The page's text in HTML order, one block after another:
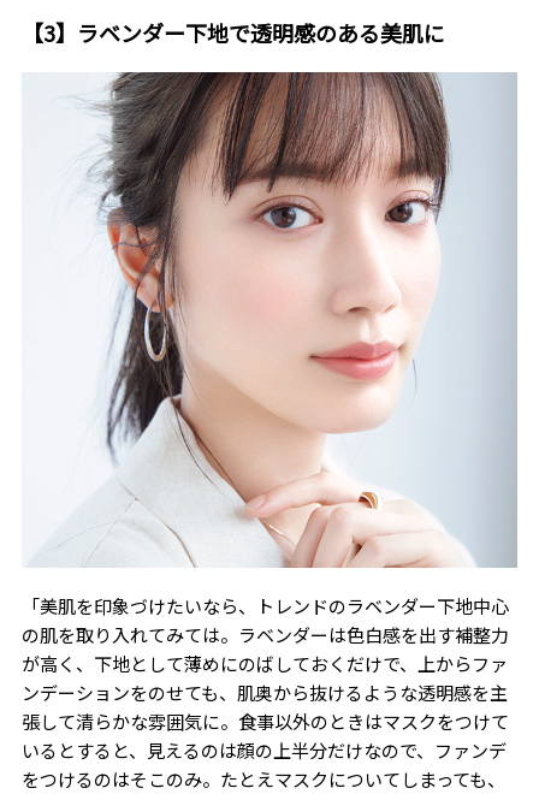
【3】ラベンダー下地で透明感のある美肌に
「美肌を印象づけたいなら、トレンドのラベンダー下地中心
の肌を取り入れてみては。ラベンダーは色白感を出す補整力
が高く、下地として薄めにのばしておくだけで、上からファ
ンデーションをのせても、肌奥から抜けるような透明感を主
張して清らかな雰囲気に。食事以外のときはマスクをつけて
いるとすると、見えるのは顔の上半分だけなので、ファンデ
をつけるのはそこのみ。たとえマスクについてしまっても、